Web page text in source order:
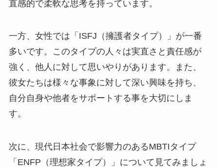
直感的で柔軟な思考を持っています。
一方、女性では「ISFJ（擁護者タイプ）」が一番
多いです。このタイプの人々は実直さと責任感が
強く、他人に対して思いやりがあります。また、
彼女たちは様々な事象に対して深い興味を持ち、
自分自身や他者をサポートする事を大切にしま
す。
次に、現代日本社会で影響力のあるMBTIタイプ
「ENFP（理想家タイプ）」について見てみましょ